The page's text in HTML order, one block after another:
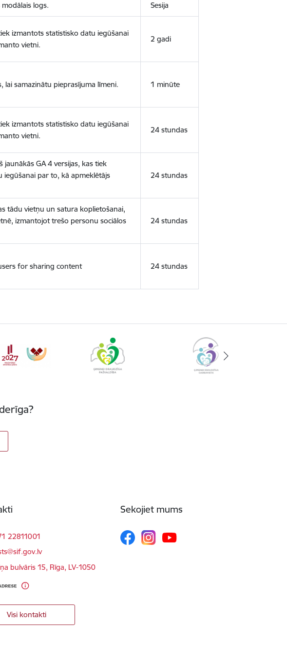
logs. Sesija
izmantots statistisko datu iegūšanai
vietni.
2 gadi
lai samazinātu pieprasījuma līmeni. 1 minūte
izmantots statistisko datu iegūšanai
vietni.
24 stundas
jaunākās GA 4 versijas, kas tiek
iegūšanai par to, kā apmeklētājs
24 stundas
tādu vietņu un satura koplietošanai,
izmantojot trešo personu sociālos
24 stundas
for sharing content 24 stundas
22811001
bulvāris 15, Rīga, LV-1050
Visi kontakti
Sekojiet mums